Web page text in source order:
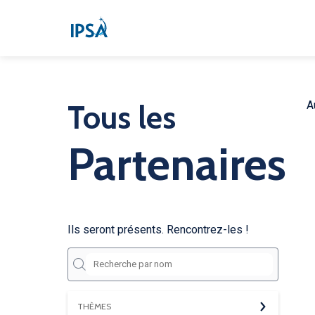
Tous les
Partenaires
Ils seront présents. Rencontrez-les !
THÈMES